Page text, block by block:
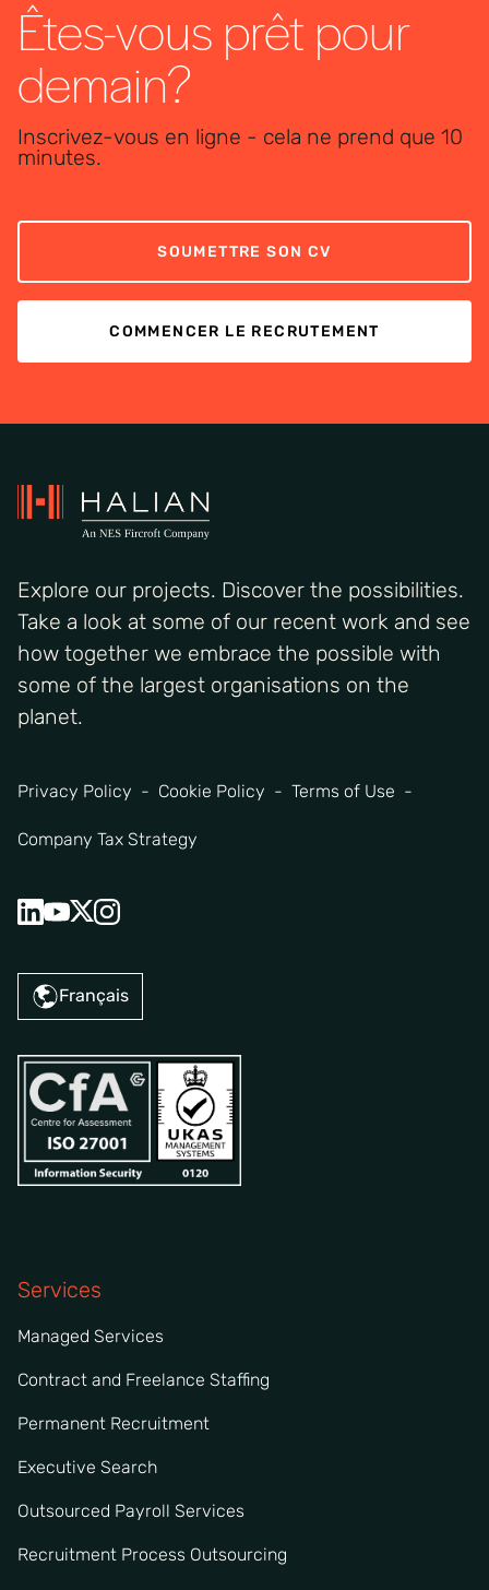
Êtes-vous prêt pour
demain?
Inscrivez-vous en ligne - cela ne prend que 10
minutes.
SOUMETTRE SON CV
COMMENCER LE RECRUTEMENT
Explore our projects. Discover the possibilities.
Take a look at some of our recent work and see
how together we embrace the possible with
some of the largest organisations on the
planet.
Privacy Policy Cookie Policy Terms of Use
Company Tax Strategy
Français
Services
Managed Services
Contract and Freelance Staffing
Permanent Recruitment
Executive Search
Outsourced Payroll Services
Recruitment Process Outsourcing